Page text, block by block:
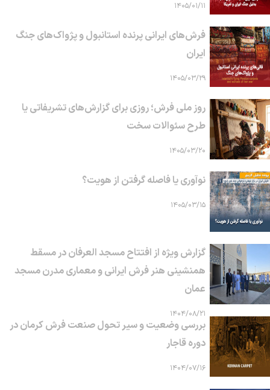
۱۴۰۵/۰۱/۱۱
فرش‌های ایرانی پرنده استانبول و پژواک‌های جنگ
ایران
۱۴۰۵/۰۳/۲۹
روز ملی فرش؛ روزی برای گزارش‌های تشریفاتی یا
طرح سئوالات سخت
۱۴۰۵/۰۳/۲۰
نوآوری یا فاصله گرفتن از هویت؟
۱۴۰۵/۰۳/۱۵
گزارش ویژه از افتتاح مسجد العرفان در مسقط
همنشینی هنر فرش ایرانی و معماری مدرن مسجد
عمان
۱۴۰۴/۰۸/۲۱
بررسی وضعیت و سیر تحول صنعت فرش کرمان در
دوره قاجار
۱۴۰۴/۰۷/۱۶